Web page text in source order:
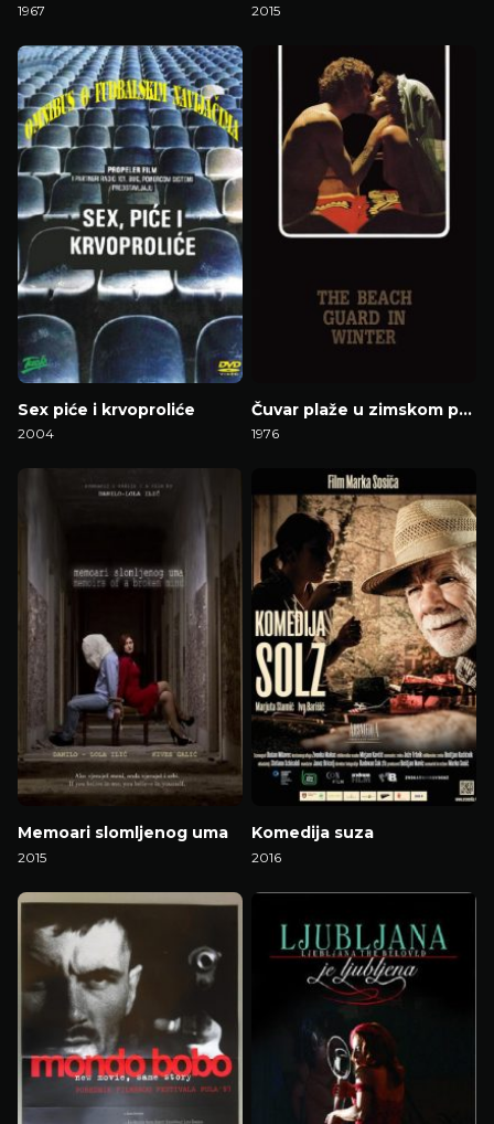
1967 2015
Sex piće i krvoproliće
2004
Čuvar plaže u zimskom periodu
1976
Memoari slomljenog uma
2015
Komedija suza
2016